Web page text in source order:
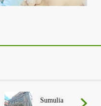
Sumulia